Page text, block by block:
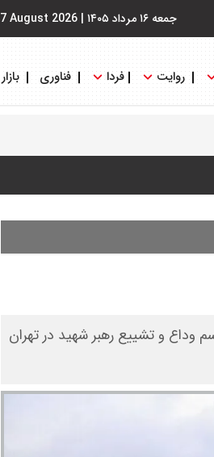
جمعه ۱۶ مرداد ۱۴۰۵ |
7 August 2026
روایت فردا فناوری بازار
وداع و تشییع رهبر شهید در تهران